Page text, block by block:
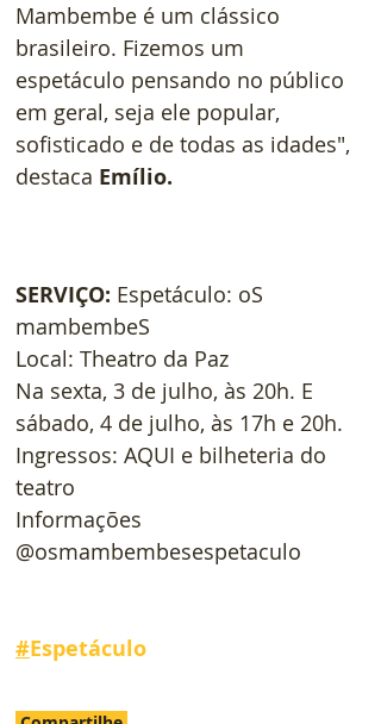
Mambembe é um clássico
brasileiro. Fizemos um
espetáculo pensando no público
em geral, seja ele popular,
sofisticado e de todas as idades",
destaca Emílio.
SERVIÇO: Espetáculo: oS
mambembeS
Local: Theatro da Paz
Na sexta, 3 de julho, às 20h. E
sábado, 4 de julho, às 17h e 20h.
Ingressos: AQUI e bilheteria do
teatro
Informações
@osmambembesespetaculo
#Espetáculo